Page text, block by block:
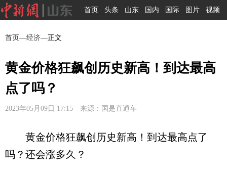
首页 头条 山东 国内 国际 图片 视频
首页—经济—正文
黄金价格狂飙创历史新高！到达最高
点了吗？
2023年05月09日 17:15 来源：国是直通车
黄金价格狂飙创历史新高！到达最高点了
吗？还会涨多久？